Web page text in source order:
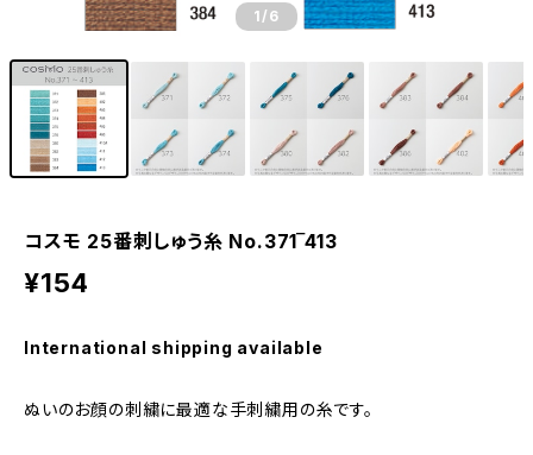
1 /6
コスモ 25番刺しゅう糸 No.371‾413
¥154
International shipping available
ぬいのお顔の刺繍に最適な手刺繍用の糸です。